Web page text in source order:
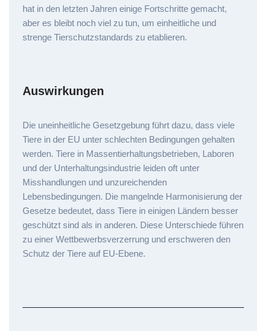
hat in den letzten Jahren einige Fortschritte gemacht,
aber es bleibt noch viel zu tun, um einheitliche und
strenge Tierschutzstandards zu etablieren.
Auswirkungen
Die uneinheitliche Gesetzgebung führt dazu, dass viele
Tiere in der EU unter schlechten Bedingungen gehalten
werden. Tiere in Massentierhaltungsbetrieben, Laboren
und der Unterhaltungsindustrie leiden oft unter
Misshandlungen und unzureichenden
Lebensbedingungen. Die mangelnde Harmonisierung der
Gesetze bedeutet, dass Tiere in einigen Ländern besser
geschützt sind als in anderen. Diese Unterschiede führen
zu einer Wettbewerbsverzerrung und erschweren den
Schutz der Tiere auf EU-Ebene.